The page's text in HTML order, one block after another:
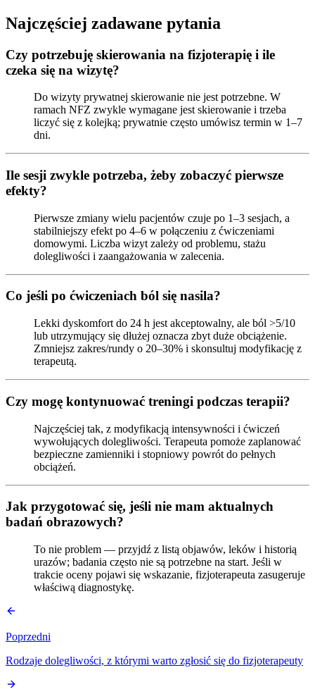
Najczęściej zadawane pytania
Czy potrzebuję skierowania na fizjoterapię i ile
czeka się na wizytę?
Do wizyty prywatnej skierowanie nie jest potrzebne. W
ramach NFZ zwykle wymagane jest skierowanie i trzeba
liczyć się z kolejką; prywatnie często umówisz termin w 1–7
dni.
Ile sesji zwykle potrzeba, żeby zobaczyć pierwsze
efekty?
Pierwsze zmiany wielu pacjentów czuje po 1–3 sesjach, a
stabilniejszy efekt po 4–6 w połączeniu z ćwiczeniami
domowymi. Liczba wizyt zależy od problemu, stażu
dolegliwości i zaangażowania w zalecenia.
Co jeśli po ćwiczeniach ból się nasila?
Lekki dyskomfort do 24 h jest akceptowalny, ale ból >5/10
lub utrzymujący się dłużej oznacza zbyt duże obciążenie.
Zmniejsz zakres/rundy o 20–30% i skonsultuj modyfikację z
terapeutą.
Czy mogę kontynuować treningi podczas terapii?
Najczęściej tak, z modyfikacją intensywności i ćwiczeń
wywołujących dolegliwości. Terapeuta pomoże zaplanować
bezpieczne zamienniki i stopniowy powrót do pełnych
obciążeń.
Jak przygotować się, jeśli nie mam aktualnych
badań obrazowych?
To nie problem — przyjdź z listą objawów, leków i historią
urazów; badania często nie są potrzebne na start. Jeśli w
trakcie oceny pojawi się wskazanie, fizjoterapeuta zasugeruje
właściwą diagnostykę.
Poprzedni
Rodzaje dolegliwości, z którymi warto zgłosić się do fizjoterapeuty